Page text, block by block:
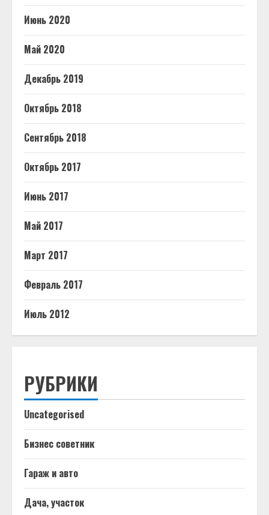
Июнь 2020
Май 2020
Декабрь 2019
Октябрь 2018
Сентябрь 2018
Октябрь 2017
Июнь 2017
Май 2017
Март 2017
Февраль 2017
Июль 2012
РУБРИКИ
Uncategorised
Бизнес советник
Гараж и авто
Дача, участок